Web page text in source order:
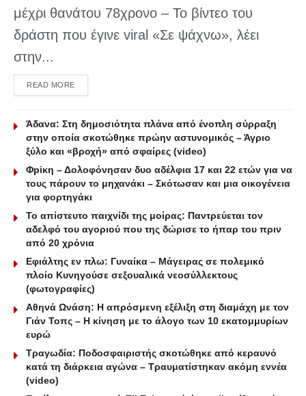
μέχρι θανάτου 78χρονο – Το βίντεο του
δράστη που έγινε viral «Σε ψάχνω», λέει
στην...
READ MOREDETAILS
Άδανα: Στη δημοσιότητα πλάνα από ένοπλη σύρραξη
στην οποία σκοτώθηκε πρώην αστυνομικός – Άγριο
ξύλο και «βροχή» από σφαίρες (video)
Φpiκη – Δολοφόνησαν δυο αδέλφια 17 και 22 ετών για να
τους πάρουν το μηχανάκι – Σκότωσαν και μια οικογένεια
για φορτηγάκι
Το απίστευτο παιχνίδι της μοίρας: Παντρεύεται τον
αδελφό του αγοριού που της δώρισε το ήπαρ του πριν
από 20 χρόνια
Εφιάλτης εν πλω: Γυναίκα – Μάγειρας σε πολεμικό
πλοίο Κυνηγούσε σεξουαλικά νεοσύλλεκτους
(φωτογραφίες)
Αθηνά Ωνάση: Η απρόσμενη εξέλιξη στη διαμάχη με τον
Γιάν Τοπς – Η κίνηση με το άλογο των 10 εκατομμυρίων
ευρώ
Τραγωδία: Ποδοσφαιριστής σκοτώθηκε από κεραυνό
κατά τη διάρκεια αγώνα – Τραυματίστηκαν ακόμη εννέα
(video)